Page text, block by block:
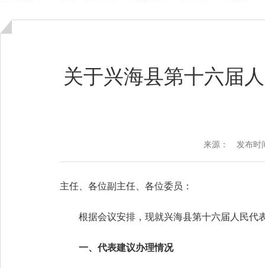
关于兴海县第十六届
来源： 发布时
主任、各位副主任、各位委员：
根据会议安排，现就兴海县第十六届人民代
一、 代表建议办理情况